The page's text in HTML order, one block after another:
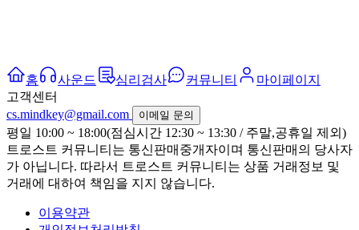
홈 사운드 심리검사 커뮤니티
마이페이지
고객센터
cs.mindkey@gmail.com
이메일 문의
평일 10:00 ~ 18:00(점심시간 12:30 ~ 13:30 / 주말,공휴일 제외)
트로스트 커뮤니티는 통신판매중개자이며 통신판매의 당사자
가 아닙니다. 따라서 트로스트 커뮤니티는 상품 거래정보 및
거래에 대하여 책임을 지지 않습니다.
이용약관